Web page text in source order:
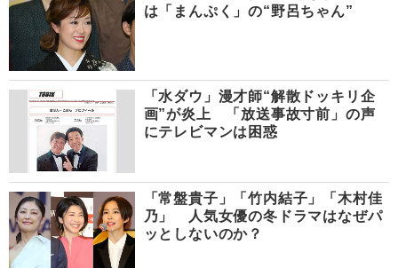
は「まんぷく」の“野呂ちゃん”
「水ダウ」漫才師“解散ドッキリ企
画”が炎上 「放送事故寸前」の声
にテレビマンは困惑
「常盤貴子」「竹内結子」「木村佳
乃」 人気女優の冬ドラマはなぜパ
ッとしないのか？